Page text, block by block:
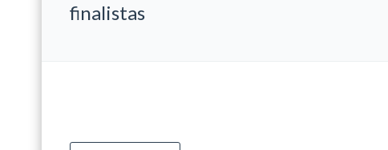
finalistas